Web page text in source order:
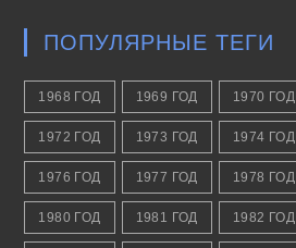
ПОПУЛЯРНЫЕ ТЕГИ
1968 ГОД 1969 ГОД 1970 ГОД
1972 ГОД 1973 ГОД 1974 ГОД
1976 ГОД 1977 ГОД 1978 ГОД
1980 ГОД 1981 ГОД 1982 ГОД